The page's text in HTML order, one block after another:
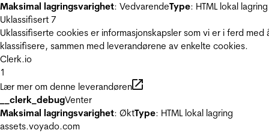
Maksimal lagringsvarighet: VedvarendeType: HTML lokal lagring
Uklassifisert 7
Uklassifiserte cookies er informasjonskapsler som vi er i ferd med
klassifisere, sammen med leverandørene av enkelte cookies.
Clerk.io
1
Lær mer om denne leverandøren
__clerk_debugVenter
Maksimal lagringsvarighet: ØktType: HTML lokal lagring
assets.voyado.com